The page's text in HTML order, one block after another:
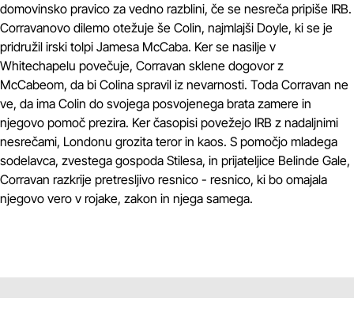
domovinsko pravico za vedno razblini, če se nesreča pripiše IRB.
Corravanovo dilemo otežuje še Colin, najmlajši Doyle, ki se je
pridružil irski tolpi Jamesa McCaba. Ker se nasilje v
Whitechapelu povečuje, Corravan sklene dogovor z
McCabeom, da bi Colina spravil iz nevarnosti. Toda Corravan ne
ve, da ima Colin do svojega posvojenega brata zamere in
njegovo pomoč prezira. Ker časopisi povežejo IRB z nadaljnimi
nesrečami, Londonu grozita teror in kaos. S pomočjo mladega
sodelavca, zvestega gospoda Stilesa, in prijateljice Belinde Gale,
Corravan razkrije pretresljivo resnico - resnico, ki bo omajala
njegovo vero v rojake, zakon in njega samega.